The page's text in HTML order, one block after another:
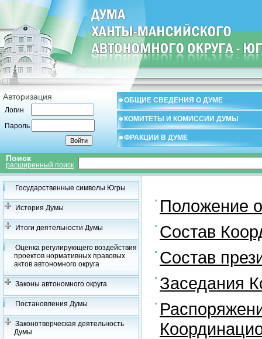
Авторизация
Логин
Пароль
ОБЩИЕ СВЕДЕНИЯ О ДУМЕ
КОМИТЕТЫ И КОМИССИИ ДУМЫ
ФРАКЦИИ В ДУМЕ
Поиск
расширенный поиск
Государственные символы Югры
История Думы
Итоги деятельности Думы
Оценка регулирующего воздействия
проектов нормативных правовых
актов автономного округа
Законы автономного округа
Постановления Думы
Законотворческая деятельность
Думы
Положение
Состав
Состав
Заседания